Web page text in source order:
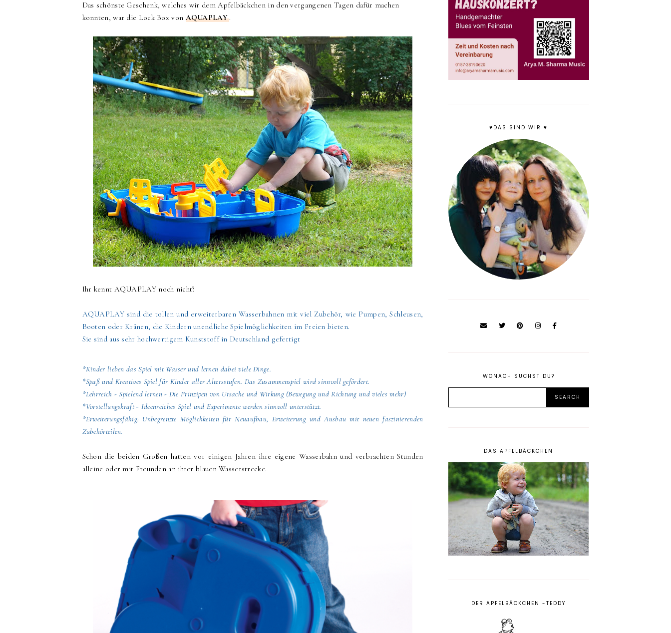
Das schönste Geschenk, welches wir dem Apfelbäckchen in den vergangenen Tagen dafür machen
konnten, war die Lock Box von AQUAPLAY.
Ihr kennt AQUAPLAY noch nicht?
AQUAPLAY sind die tollen und erweiterbaren Wasserbahnen mit viel Zubehör, wie Pumpen, Schleusen,
Booten oder Kränen, die Kindern unendliche Spielmöglichkeiten im Freien bieten.
Sie sind aus sehr hochwertigem Kunststoff in Deutschland gefertigt
*Kinder lieben das Spiel mit Wasser und lernen dabei viele Dinge.
*Spaß und Kreatives Spiel für Kinder aller Altersstufen. Das Zusammenspiel wird sinnvoll gefördert.
*Lehrreich - Spielend lernen - Die Prinzipen von Ursache und Wirkung (Bewegung und Richtung und vieles mehr)
*Vorstellungskraft - Ideenreiches Spiel und Experimente werden sinnvoll unterstützt.
*Erweiterungsfähig: Unbegrenzte Möglichkeiten für Neuaufbau, Erweiterung und Ausbau mit neuen faszinierenden
Zubehörteilen.
Schon die beiden Großen hatten vor einigen Jahren ihre eigene Wasserbahn und verbrachten Stunden
alleine oder mit Freunden an ihrer blauen Wasserstrecke.
♥DAS SIND WIR ♥
WONACH SUCHST DU?
DAS APFELBÄCKCHEN
DER APFELBÄCKCHEN -TEDDY